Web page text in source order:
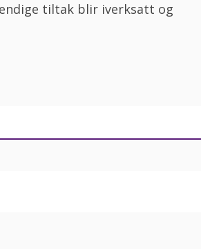
tiltak blir iverksatt og